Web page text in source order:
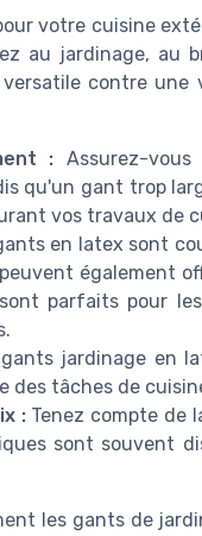
votre cuisine
au jardinage, au
contre une
: Assurez-
qu'un gant trop
vos travaux de
en latex sont
également
parfaits pour
gants jardinage en
des tâches de
:Tenez compte de
sont souvent
les gants de